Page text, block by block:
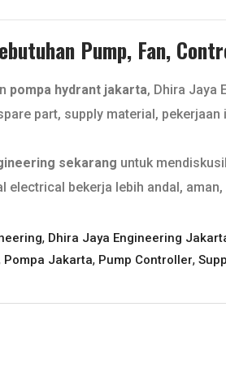
Pump, Fan,
pompa hydrant jakarta, Dhira Jaya
part, supply material,
sekarang untuk
electrical bekerja lebih andal,
, Dhira Jaya Engineering
Pompa Jakarta, Pump Controller,